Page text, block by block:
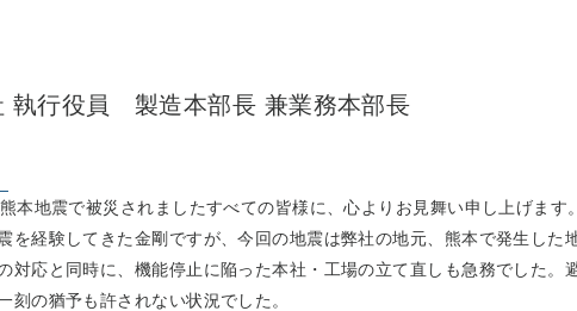
執行役員 製造本部長 兼業務本部長
本地震で被災されましたすべての皆様に、心よりお見舞い申し上げます。
を経験してきた金剛ですが、今回の地震は弊社の地元、熊本で発生し
対応と同時に、機能停止に陥った本社・工場の立て直しも急務でした
刻の猶予も許されない状況でした。